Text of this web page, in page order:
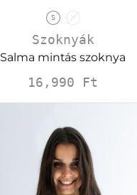
S M
Szoknyák
Salma mintás szoknya
16,990 Ft